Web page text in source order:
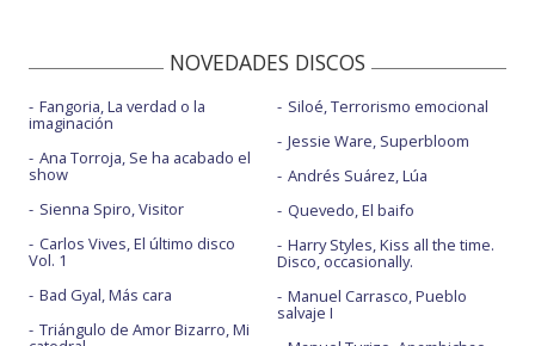
NOVEDADES DISCOS
Fangoria, La verdad o la
imaginación
Ana Torroja, Se ha acabado el
show
Sienna Spiro, Visitor
Carlos Vives, El último disco
Vol. 1
Bad Gyal, Más cara
Triángulo de Amor Bizarro, Mi
Siloé, Terrorismo emocional
Jessie Ware, Superbloom
Andrés Suárez, Lúa
Quevedo, El baifo
Harry Styles, Kiss all the time.
Disco, occasionally.
Manuel Carrasco, Pueblo
salvaje I